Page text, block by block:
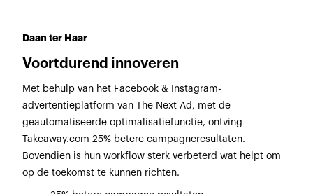
Daan ter Haar
Voortdurend innoveren
Met behulp van het Facebook & Instagram-
advertentieplatform van The Next Ad, met de
geautomatiseerde optimalisatiefunctie, ontving
Takeaway.com 25% betere campagneresultaten.
Bovendien is hun workflow sterk verbeterd wat helpt om
op de toekomst te kunnen richten.